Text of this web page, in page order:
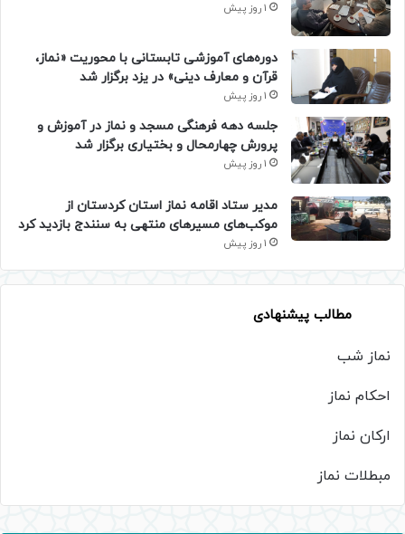
1 روز پیش
دوره‌های آموزشی تابستانی با محوریت «نماز،
قرآن و معارف دینی» در یزد برگزار شد
1 روز پیش
جلسه دهه فرهنگی مسجد و نماز در آموزش و
پرورش چهارمحال و بختیاری برگزار شد
1 روز پیش
مدیر ستاد اقامه نماز استان کردستان از
موکب‌های مسیرهای منتهی به سنندج بازدید کرد
1 روز پیش
مطالب پیشنهادی
نماز شب
احکام نماز
ارکان نماز
مبطلات نماز